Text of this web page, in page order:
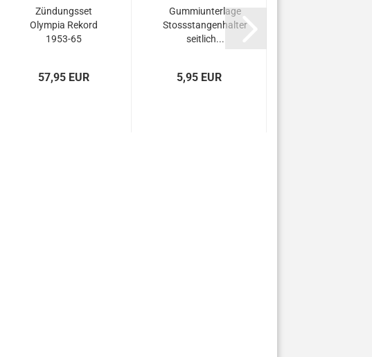
Zündungsset
Olympia Rekord
1953-65
57,95 EUR
Gummiunterlage
Stossstangenhalter
seitlich...
5,95 EUR